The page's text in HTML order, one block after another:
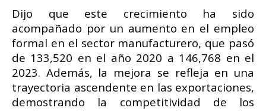
Dijo que este crecimiento ha sido
acompañado por un aumento en el empleo
formal en el sector manufacturero, que pasó
de 133,520 en el año 2020 a 146,768 en el
2023. Además, la mejora se refleja en una
trayectoria ascendente en las exportaciones,
demostrando la competitividad de los